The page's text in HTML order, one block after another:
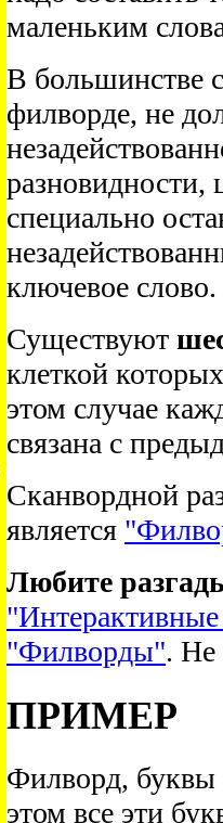
маленьким
В большинстве
филворде, не
разновидности,
специально
ключевое слово.
Существуют
клеткой
этом случае
связана с
Сканвордной
является
Любите
"Филворды". Не
ПРИМЕР
Филворд, буквы
этом все эти